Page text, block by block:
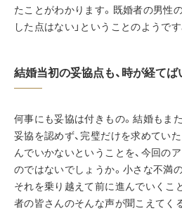
たことがわかります。既婚者の男性
した点はない」ということのようです
結婚当初の妥協点も、時が経てば
何事にも妥協は付きもの。結婚もま
妥協を認めず、完璧だけを求めてい
んでいかないということを、今回の
のではないでしょうか。小さな不満
それを乗り越えて前に進んでいくこ
者の皆さんのそんな声が聞こえてく